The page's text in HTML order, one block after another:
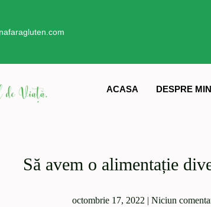
ACASA DESPRE
Să avem o alimentație
octombrie 17, 2022 | Niciun